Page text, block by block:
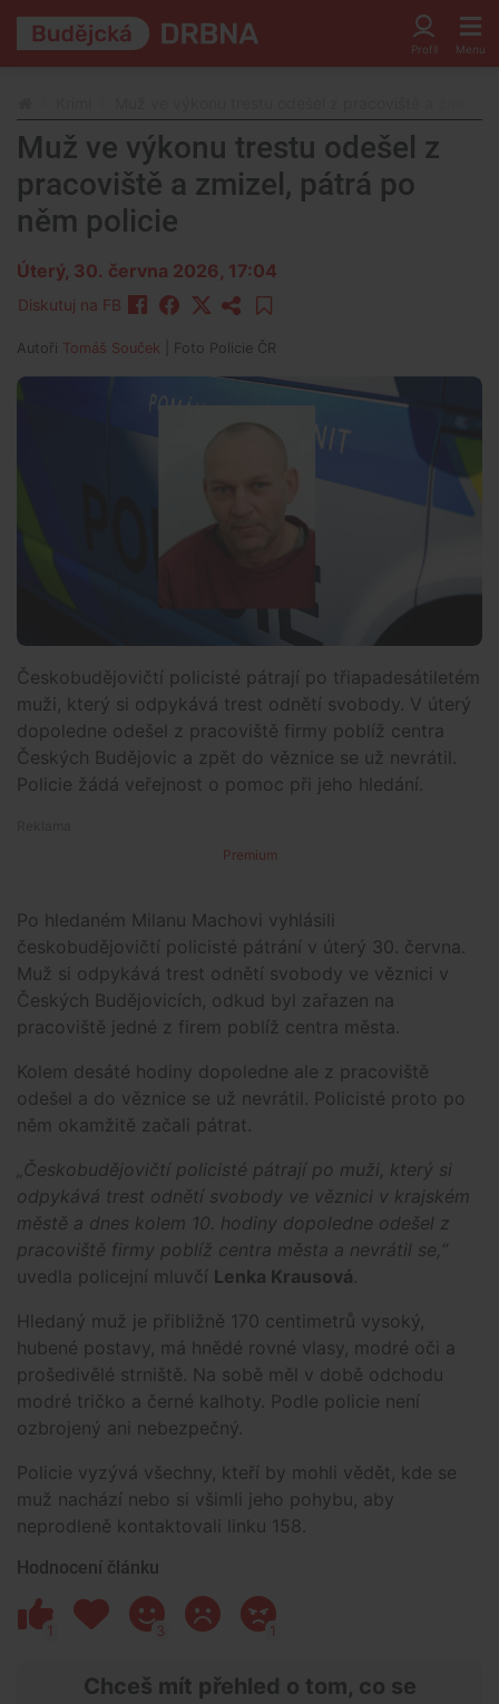
Muž ve výkonu trestu odešel z
pracoviště a zmizel, pátrá po
něm policie
Úterý, 30. června 2026, 17:04
Diskutuj na FB
Autoři Tomáš Souček | Foto Policie ČR
Českobudějovičtí policisté pátrají po třiapadesátiletém
muži, který si odpykává trest odnětí svobody. V úterý
dopoledne odešel z pracoviště firmy poblíž centra
Českých Budějovic a zpět do věznice se už nevrátil.
Policie žádá veřejnost o pomoc při jeho hledání.
Premium
Po hledaném Milanu Machovi vyhlásili
českobudějovičtí policisté pátrání v úterý 30. června.
Muž si odpykává trest odnětí svobody ve věznici v
Českých Budějovicích, odkud byl zařazen na
pracoviště jedné z firem poblíž centra města.
Kolem desáté hodiny dopoledne ale z pracoviště
odešel a do věznice se už nevrátil. Policisté proto po
něm okamžitě začali pátrat.
„Českobudějovičtí policisté pátrají po muži, který si
odpykává trest odnětí svobody ve věznici v krajském
městě a dnes kolem 10. hodiny dopoledne odešel z
pracoviště firmy poblíž centra města a nevrátil se,“
uvedla policejní mluvčí Lenka Krausová.
Hledaný muž je přibližně 170 centimetrů vysoký,
hubené postavy, má hnědé rovné vlasy, modré oči a
prošedivělé strniště. Na sobě měl v době odchodu
modré tričko a černé kalhoty. Podle policie není
ozbrojený ani nebezpečný.
Policie vyzývá všechny, kteří by mohli vědět, kde se
muž nachází nebo si všimli jeho pohybu, aby
neprodleně kontaktovali linku 158.
Hodnocení článku
1 3 1
Chceš mít přehled o tom, co se